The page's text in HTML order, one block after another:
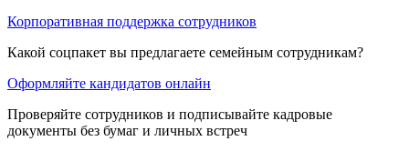
Корпоративная поддержка сотрудников
Какой соцпакет вы предлагаете семейным сотрудникам?
Оформляйте кандидатов онлайн
Проверяйте сотрудников и подписывайте кадровые
документы без бумаг и личных встреч